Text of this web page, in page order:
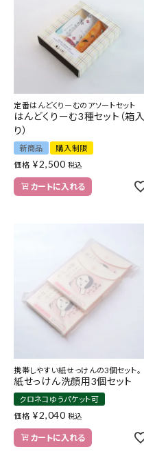
定番はんどくりーむのアソートセット
はんどくりーむ3種セット（箱入
り）
新商品
購入制限
価格 ¥2,500 税込
カートに入れる
携帯しやすい紙せっけんの3個セット。
紙せっけん洗顔用3個セット
クロネコゆうパケット可
価格 ¥2,040 税込
カートに入れる